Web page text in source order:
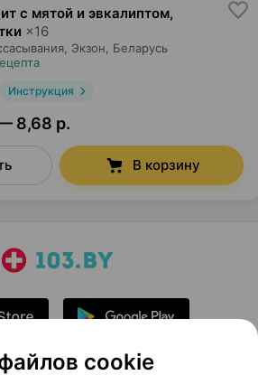
с мятой и эвкалиптом,
×16
Экзон, Беларусь
Инструкция
8,68 р.
В корзину
cookie